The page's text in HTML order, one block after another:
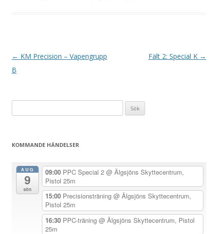
I
n
a
← KM Precision – Vapengrupp
B
Fält 2: Special K →
efter:
KOMMANDE HÄNDELSER
AUG
9
sön
09:00 PPC Special 2 @ Älgsjöns Skyttecentrum,
Pistol 25m
15:00 Precisionsträning @ Älgsjöns Skyttecentrum,
Pistol 25m
16:30 PPC-träning @ Älgsjöns Skyttecentrum, Pistol
25m